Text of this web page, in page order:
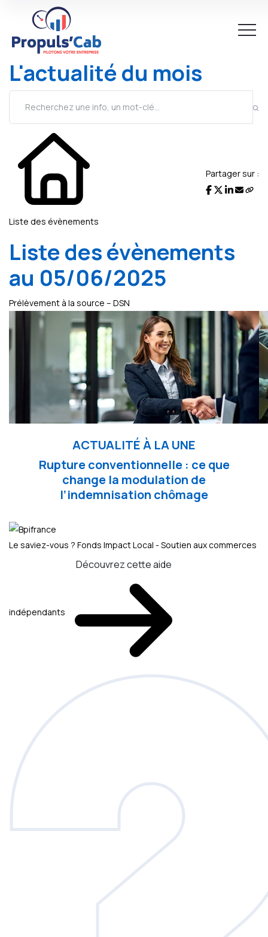
L'actualité du mois
Liste des évènements
Partager sur :
Liste des évènements
au 05/06/2025
Prélèvement à la source – DSN
ACTUALITÉ À LA UNE
Rupture conventionnelle : ce que
change la modulation de
l’indemnisation chômage
Le saviez-vous ? Fonds Impact Local - Soutien aux commerces
indépendants
Découvrez cette aide